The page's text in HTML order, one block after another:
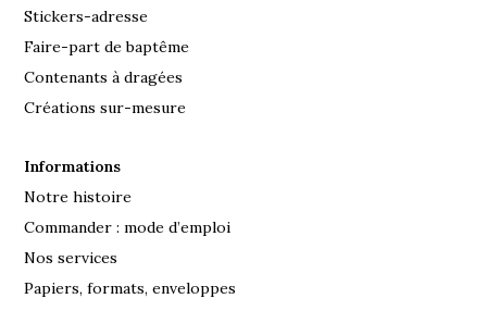
Stickers-adresse
Faire-part de baptême
Contenants à dragées
Créations sur-mesure
Informations
Notre histoire
Commander : mode d’emploi
Nos services
Papiers, formats, enveloppes